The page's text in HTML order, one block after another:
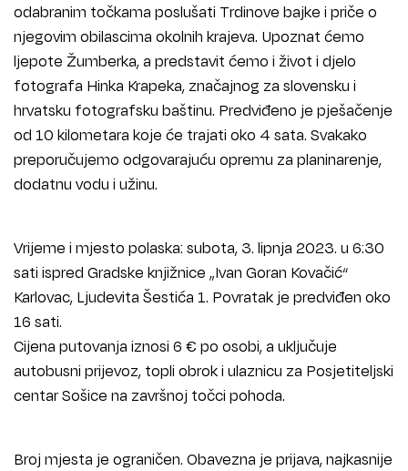
odabranim točkama poslušati Trdinove bajke i priče o
njegovim obilascima okolnih krajeva. Upoznat ćemo
ljepote Žumberka, a predstavit ćemo i život i djelo
fotografa Hinka Krapeka, značajnog za slovensku i
hrvatsku fotografsku baštinu. Predviđeno je pješačenje
od 10 kilometara koje će trajati oko 4 sata. Svakako
preporučujemo odgovarajuću opremu za planinarenje,
dodatnu vodu i užinu.
Vrijeme i mjesto polaska: subota, 3. lipnja 2023. u 6:30
sati ispred Gradske knjižnice „Ivan Goran Kovačić“
Karlovac, Ljudevita Šestića 1. Povratak je predviđen oko
16 sati.
Cijena putovanja iznosi 6 € po osobi, a uključuje
autobusni prijevoz, topli obrok i ulaznicu za Posjetiteljski
centar Sošice na završnoj točci pohoda.
Broj mjesta je ograničen. Obavezna je prijava, najkasnije